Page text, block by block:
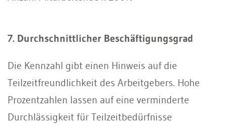
7. Durchschnittlicher Beschäftigungsgrad
Die Kennzahl gibt einen Hinweis auf die
Teilzeitfreundlichkeit des Arbeitgebers. Hohe
Prozentzahlen lassen auf eine verminderte
Durchlässigkeit für Teilzeitbedürfnisse